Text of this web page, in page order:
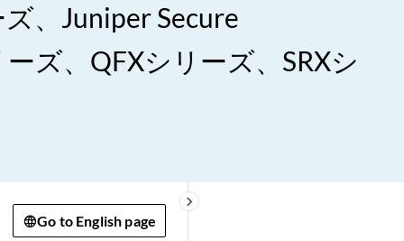
、Juniper Secure
ズ、QFXシリーズ、SRXシ
keyboard_arrow_right
Go to English page